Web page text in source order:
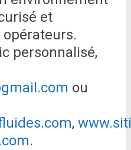
et
personnalisé,
ou
,
.